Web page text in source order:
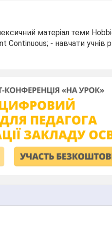
матеріал теми
Continuous; - навчати учнів